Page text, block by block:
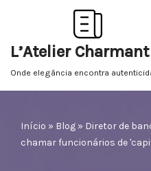
para
o
L’Atelier Charmant
Onde elegância encontra
Início » Blog » Diretor de
chamar funcionários de